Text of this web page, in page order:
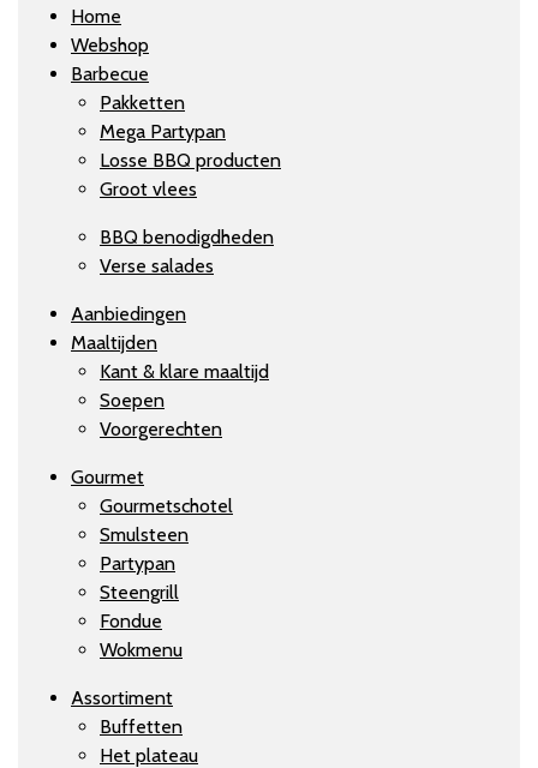
Home
Webshop
Barbecue
Pakketten
Mega Partypan
Losse BBQ producten
Groot vlees
BBQ benodigdheden
Verse salades
Aanbiedingen
Maaltijden
Kant & klare maaltijd
Soepen
Voorgerechten
Gourmet
Gourmetschotel
Smulsteen
Partypan
Steengrill
Fondue
Wokmenu
Assortiment
Buffetten
Het plateau